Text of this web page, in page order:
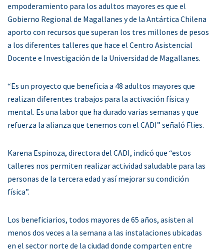
empoderamiento para los adultos mayores es que el
Gobierno Regional de Magallanes y de la Antártica Chilena
aporto con recursos que superan los tres millones de pesos
a los diferentes talleres que hace el Centro Asistencial
Docente e Investigación de la Universidad de Magallanes.
“Es un proyecto que beneficia a 48 adultos mayores que
realizan diferentes trabajos para la activación física y
mental. Es una labor que ha durado varias semanas y que
refuerza la alianza que tenemos con el CADI” señaló Flies.
Karena Espinoza, directora del CADI, indicó que “estos
talleres nos permiten realizar actividad saludable para las
personas de la tercera edad y así mejorar su condición
física”.
Los beneficiarios, todos mayores de 65 años, asisten al
menos dos veces a la semana a las instalaciones ubicadas
en el sector norte de la ciudad donde comparten entre